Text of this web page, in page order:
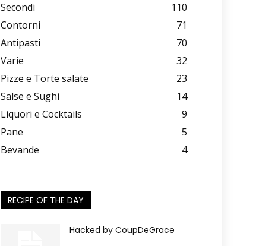
Secondi
110
Contorni
71
Antipasti
70
Varie
32
Pizze e Torte salate
23
Salse e Sughi
14
Liquori e Cocktails
9
Pane
5
Bevande
4
RECIPE OF THE DAY
Hacked by CoupDeGrace